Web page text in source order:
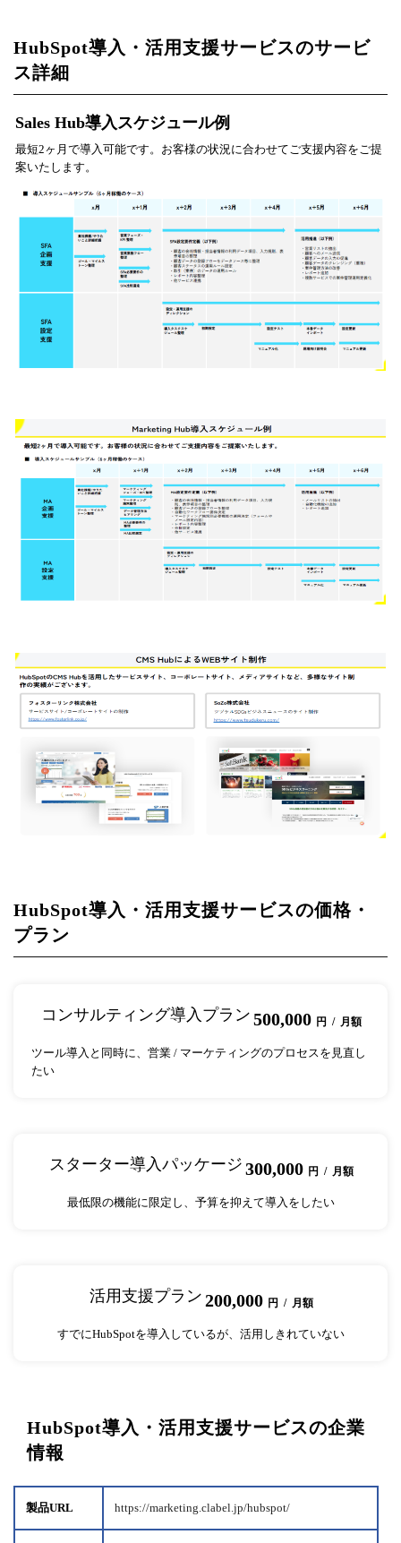
HubSpot導入・活用支援サービスのサービ
ス詳細
Sales Hub導入スケジュール例
最短2ヶ月で導入可能です。お客様の状況に合わせてご支援内容をご提
案いたします。
HubSpot導入・活用支援サービスの価格・
プラン
コンサルティング導入プラン 500,000 円 / 月額
ツール導入と同時に、営業 / マーケティングのプロセスを見直し
たい
スターター導入パッケージ 300,000 円 / 月額
最低限の機能に限定し、予算を抑えて導入をしたい
活用支援プラン 200,000 円 / 月額
すでにHubSpotを導入しているが、活用しきれていない
HubSpot導入・活用支援サービスの企業
情報
製品URL https://marketing.clabel.jp/hubspot/